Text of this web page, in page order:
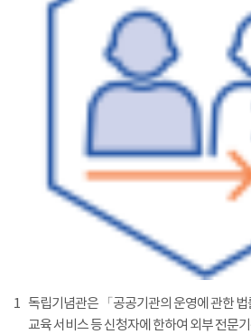
1 독립기념관은 「공공기관의 운영에 관한
교육 서비스 등 신청자에 한하여 외부 전문